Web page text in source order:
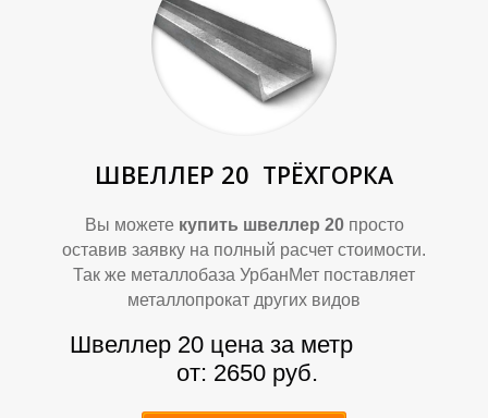
К
ШВЕЛЛЕР 20 ТРЁХГОРКА
Вы можете купить швеллер 20просто
оставив заявку на полный расчет стоимости.
Так же металлобаза УрбанМет поставляет
металлопрокат других видов
Швеллер 20 цена за метр
от: 2650 руб.
К